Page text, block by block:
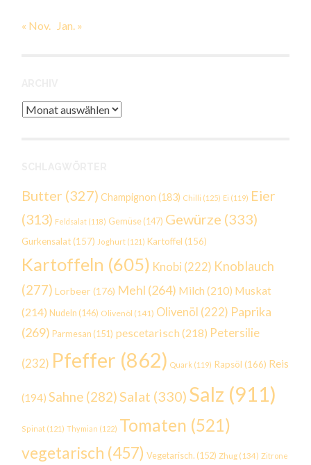
« Nov. Jan. »
Archiv
Butter (327) Champignon (183) Chilli (125) Ei (119) Eier
(313) Feldsalat (118) Gemüse (147) Gewürze (333)
Gurkensalat (157) Joghurt (121) Kartoffel (156)
Kartoffeln (605) Knobi (222) Knoblauch
(277) Lorbeer (176) Mehl (264) Milch (210) Muskat
(214) Nudeln (146) Olivenöl (141) Olivenöl (222) Paprika
(269) Parmesan (151) pescetarisch (218) Petersilie
(232) Pfeffer (862) Quark (119) Rapsöl (166) Reis
(194) Sahne (282)Salat (330) Salz (911)
Spinat (121) Thymian (122) Tomaten (521)
vegetarisch (457) Vegetarisch. (152) Zhug (134) Zitrone